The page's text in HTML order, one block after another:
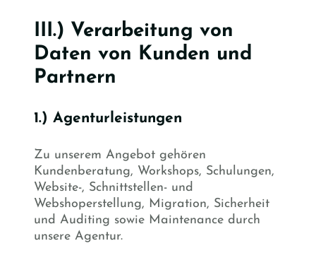
III.) Verarbeitung von
Daten von Kunden und
Partnern
1.) Agenturleistungen
Zu unserem Angebot gehören
Kundenberatung, Workshops, Schulungen,
Website-, Schnittstellen- und
Webshoperstellung, Migration, Sicherheit
und Auditing sowie Maintenance durch
unsere Agentur.